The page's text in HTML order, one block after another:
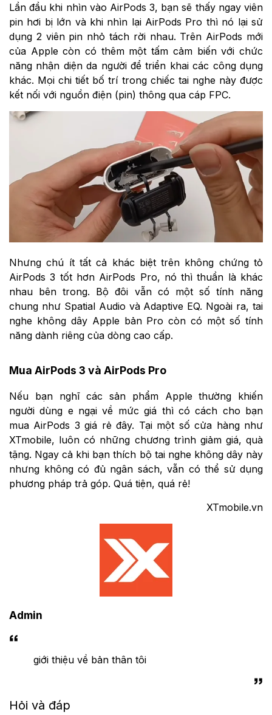
Lần đầu khi nhìn vào AirPods 3, bạn sẽ thấy ngay viên
pin hơi bị lớn và khi nhìn lại AirPods Pro thì nó lại sử
dụng 2 viên pin nhỏ tách rời nhau. Trên AirPods mới
của Apple còn có thêm một tấm cảm biến với chức
năng nhận diện da người để triển khai các công dụng
khác. Mọi chi tiết bố trí trong chiếc tai nghe này được
kết nối với nguồn điện (pin) thông qua cáp FPC.
Nhưng chú ít tất cả khác biệt trên không chứng tỏ
AirPods 3 tốt hơn AirPods Pro, nó thì thuần là khác
nhau bên trong. Bộ đôi vẫn có một số tính năng
chung như Spatial Audio và Adaptive EQ. Ngoài ra, tai
nghe không dây Apple bản Pro còn có một số tính
năng dành riêng của dòng cao cấp.
Mua AirPods 3 và AirPods Pro
Nếu bạn nghĩ các sản phẩm Apple thường khiến
người dùng e ngại về mức giá thì có cách cho bạn
mua AirPods 3 giá rẻ đây. Tại một số cửa hàng như
XTmobile, luôn có những chương trình giảm giá, quà
tặng. Ngay cả khi bạn thích bộ tai nghe không dây này
nhưng không có đủ ngân sách, vẫn có thể sử dụng
phương pháp trả góp. Quá tiện, quá rẻ!
XTmobile.vn
Admin
giới thiệu về bản thân tôi
Hỏi và đáp